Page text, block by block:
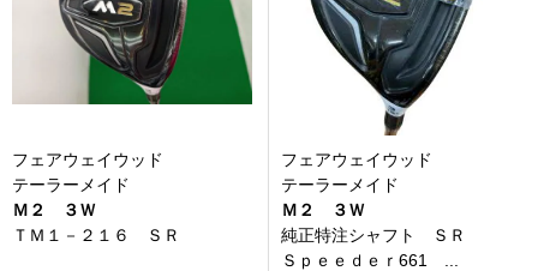
フェアウェイウッド
テーラーメイド
Ｍ２ ３Ｗ
ＴＭ１－２１６ ＳＲ
フェアウェイウッド
テーラーメイド
Ｍ２ ３Ｗ
純正特注シャフト ＳＲ
Ｓｐｅｅｄｅｒ661 ...